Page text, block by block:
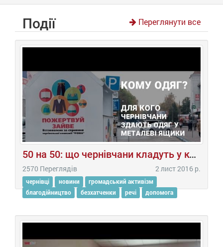
Події Переглянути все
50 на 50: що чернівчани кладуть у контейнери для збору одягу для безхатченків
2570 Переглядів 2 лист 2016 р.
чернівці новини
громадський активізм
благодійництво
безхатченки речі допомога